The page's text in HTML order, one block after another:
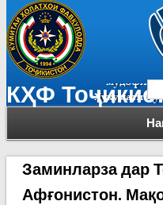
КҲФ
Заминларза дар
Афғонистон.